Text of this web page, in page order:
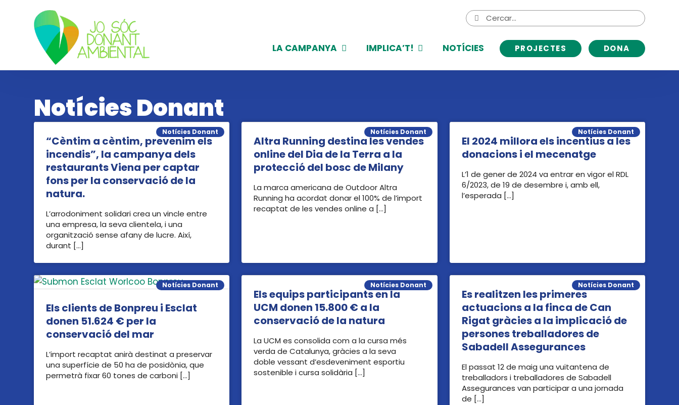
Skip
to
navigation
Skip
to
content
Cerca
de:
Cerca
LA CAMPANYA IMPLICA’T! NOTÍCIES PROJECTES DONA
Notícies Donant
“Cèntim a cèntim, prevenim els
incendis”, la campanya dels
restaurants Viena per captar
fons per la conservació de la
natura.
Notícies Donant
L’arrodoniment solidari crea un vincle entre
una empresa, la seva clientela, i una
organització sense afany de lucre. Així,
durant […]
Altra Running destina les vendes
online del Dia de la Terra a la
protecció del bosc de Milany
Notícies Donant
La marca americana de Outdoor Altra
Running ha acordat donar el 100% de l’import
recaptat de les vendes online a […]
El 2024 millora els incentius a les
donacions i el mecenatge
Notícies Donant
L’1 de gener de 2024 va entrar en vigor el RDL
6/2023, de 19 de desembre i, amb ell,
l’esperada […]
Els clients de Bonpreu i Esclat
donen 51.624 € per la
conservació del mar
Notícies Donant
L’import recaptat anirà destinat a preservar
una superfície de 50 ha de posidònia, que
permetrà fixar 60 tones de carboni […]
Els equips participants en la
UCM donen 15.800 € a la
conservació de la natura
Notícies Donant
La UCM es consolida com a la cursa més
verda de Catalunya, gràcies a la seva
doble vessant d’esdeveniment esportiu
sostenible i cursa solidària […]
Es realitzen les primeres
actuacions a la finca de Can
Rigat gràcies a la implicació de
persones treballadores de
Sabadell Assegurances
Notícies Donant
El passat 12 de maig una vuitantena de
treballadors i treballadores de Sabadell
Assegurances van participar a una jornada
de […]